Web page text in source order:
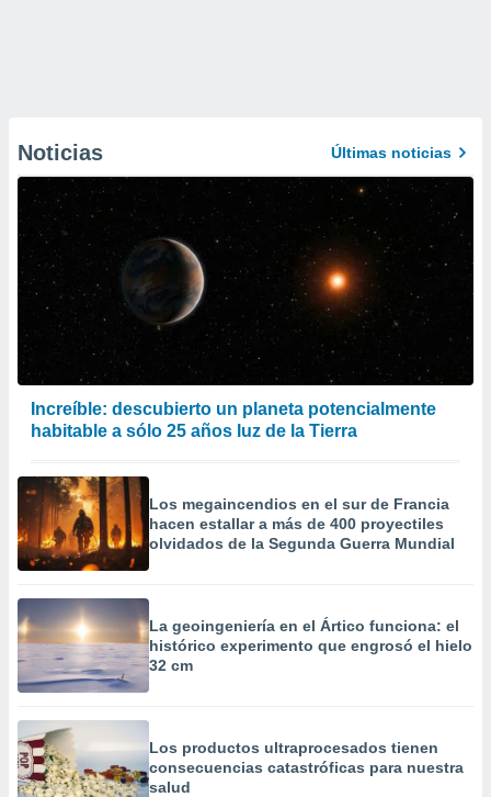
Noticias Últimas noticias
Increíble: descubierto un planeta potencialmente
habitable a sólo 25 años luz de la Tierra
Los megaincendios en el sur de Francia
hacen estallar a más de 400 proyectiles
olvidados de la Segunda Guerra Mundial
La geoingeniería en el Ártico funciona: el
histórico experimento que engrosó el hielo
32 cm
Los productos ultraprocesados ​​tienen
consecuencias catastróficas para nuestra
salud